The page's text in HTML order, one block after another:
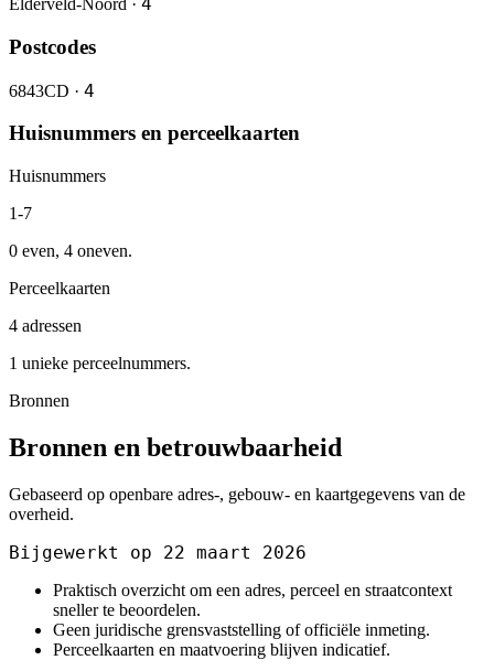
Elderveld-Noord ·
Postcodes
6843CD · 4
Huisnummers en perceelkaarten
Huisnummers
1-7
0 even, 4 oneven.
Perceelkaarten
4 adressen
1 unieke perceelnummers.
Bronnen
Bronnen en betrouwbaarheid
Gebaseerd op openbare adres-, gebouw- en kaartgegevens van de
overheid.
Bijgewerkt op 22 maart 2026
Praktisch overzicht om een adres, perceel en straatcontext
sneller te beoordelen.
Geen juridische grensvaststelling of officiële inmeting.
Perceelkaarten en maatvoering blijven indicatief.